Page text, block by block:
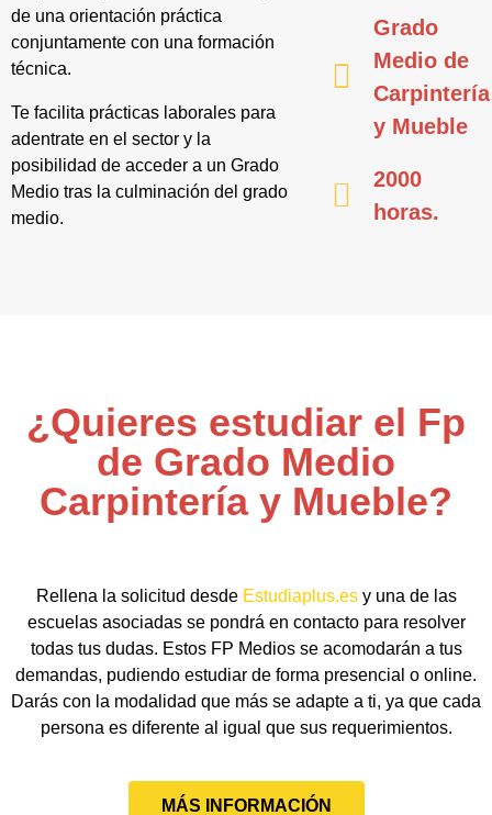
de una orientación práctica
conjuntamente con una formación
técnica.
Te facilita prácticas laborales para
adentrate en el sector y la
posibilidad de acceder a un Grado
Medio tras la culminación del grado
medio.
Grado
Medio de
Carpintería
y Mueble
2000
horas.
¿Quieres estudiar el Fp
de Grado Medio
Carpintería y Mueble?
Rellena la solicitud desde Estudiaplus.esy una de las
escuelas asociadas se pondrá en contacto para resolver
todas tus dudas. Estos FP Medios se acomodarán a tus
demandas, pudiendo estudiar de forma presencial o online.
Darás con la modalidad que más se adapte a ti, ya que cada
persona es diferente al igual que sus requerimientos.
MÁS INFORMACIÓN